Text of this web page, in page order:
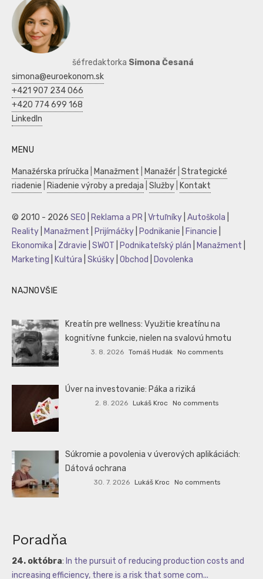
šéfredaktorka Simona Česaná
simona@euroekonom.sk
+421 907 234 066
+420 774 699 168
LinkedIn
MENU
Manažérska príručka Manažment Manažér Strategické
riadenie
Riadenie výroby a predaja Služby Kontakt
© 2010 - 2026 SEO Reklama a PR Vrtuľníky Autoškola
Reality
Manažment Prijímáčky Podnikanie Financie
Ekonomika
Zdravie SWOT Podnikateľský plán Manažment
Marketing
Kultúra Skúšky Obchod Dovolenka
NAJNOVŠIE
Kreatín pre wellness: Využitie kreatínu na
kognitívne funkcie, nielen na svalovú hmotu
3. 8. 2026 Tomáš Hudák No comments
Úver na investovanie: Páka a riziká
2. 8. 2026 Lukáš Kroc No comments
Súkromie a povolenia v úverových aplikáciách:
Dátová ochrana
30. 7. 2026 Lukáš Kroc No comments
Poradňa
24. októbra: In the pursuit of reducing production costs and
increasing efficiency, there is a risk that some com...